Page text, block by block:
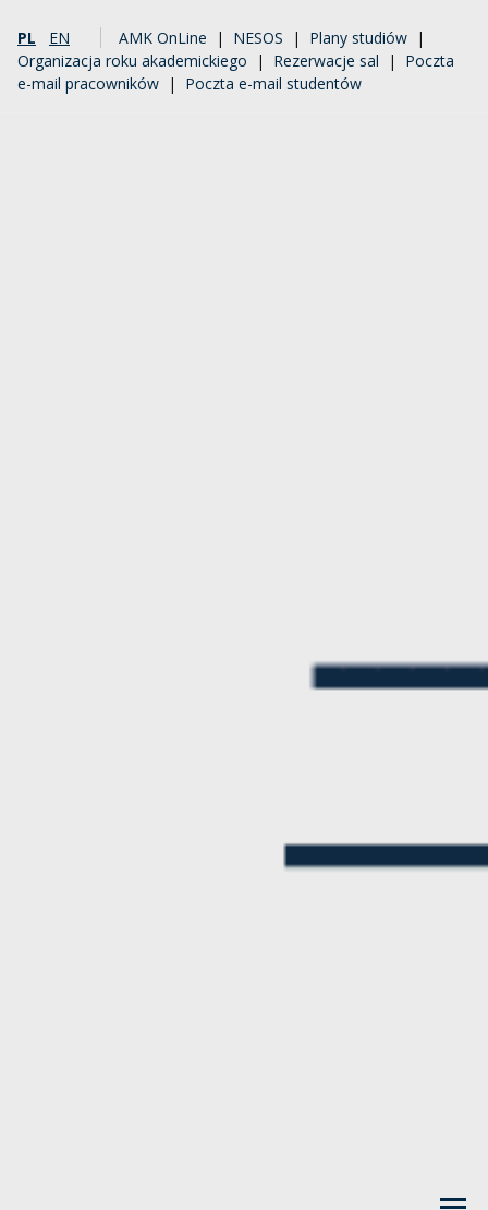
PL EN AMK OnLine | NESOS | Plany studiów |
Organizacja roku akademickiego | Rezerwacje sal | Poczta
e-mail pracowników | Poczta e-mail studentów